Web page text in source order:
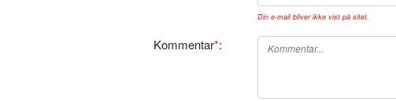
Din e-mail bliver ikke vist på sitet.
Kommentar*: